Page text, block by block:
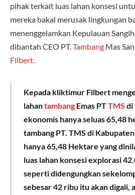
pihak terkait luas lahan konsesi
mereka bakal merusak lingkungan
menenggelamkan Kepulauan
dibantah CEO PT. Tambang Mas
Filbert
Kepada kliktimur Filbert
lahantambang Emas PTTMS di
ekonomis hanya seluas 65,48
tambang PT. TMS di
hanya 65,48 Hektare yang
luas lahan konsesi explorasi
seperti didengungkan
sebesar 42 ribu itu akan digali,